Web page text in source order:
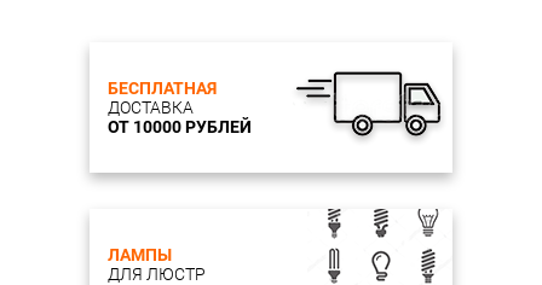
БЕСПЛАТНАЯ
ДОСТАВКА
ОТ 10000 РУБЛЕЙ
ЛАМПЫ
ДЛЯ ЛЮСТР